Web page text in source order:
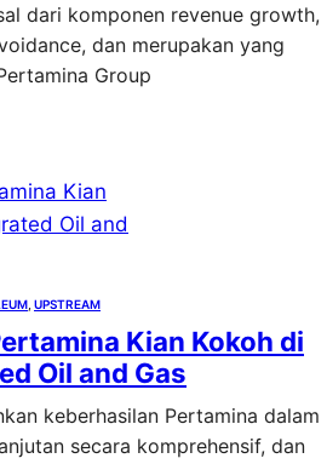
dari komponen revenue growth,
dan merupakan yang
Group
UPSTREAM
Kian Kokoh di
Oil and Gas
keberhasilan Pertamina dalam
secara komprehensif, dan